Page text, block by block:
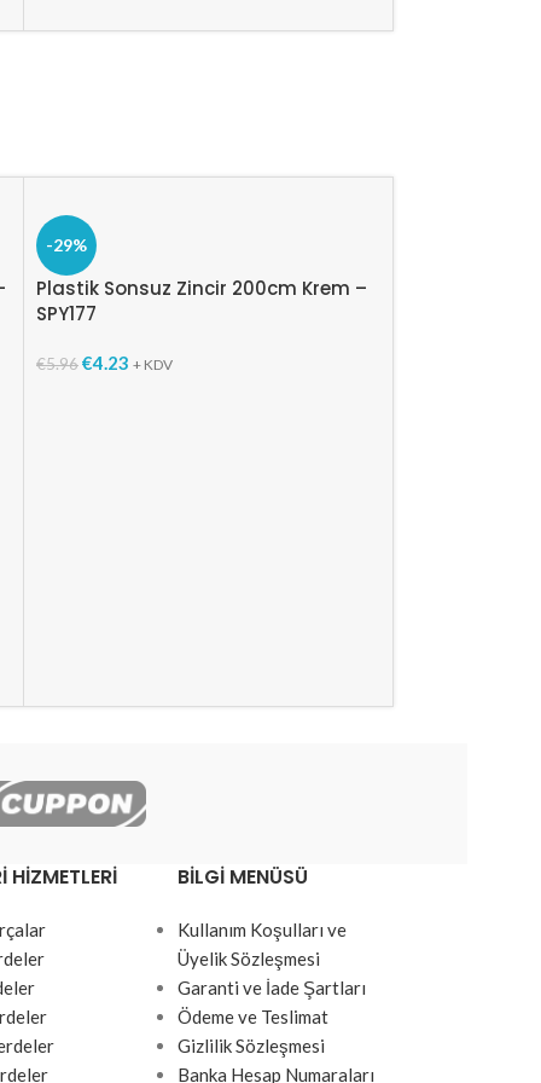
-29%
Plastik Sonsuz Zincir 200cm Krem –
SPY177
€5.96€4.23 + KDV
HIZMETLERI BILGI MENÜSÜ
Kullanım Koşulları ve
Üyelik Sözleşmesi
Garanti ve İade Şartları
Ödeme ve Teslimat
Gizlilik Sözleşmesi
Banka Hesap Numaraları